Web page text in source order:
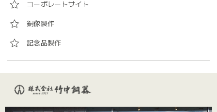
コーポレートサイト
銅像製作
記念品製作